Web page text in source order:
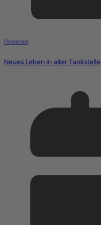
Redaktion
Neues Leben in alter Tankstelle